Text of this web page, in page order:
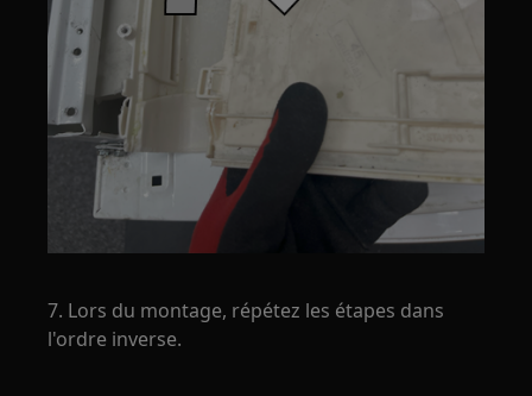
7. Lors du montage, répétez les étapes dans
l'ordre inverse.